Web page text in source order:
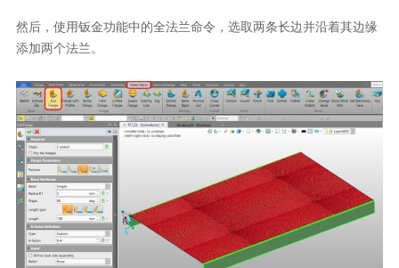
然后，使用钣金功能中的全法兰命令，选取两条长边并沿着其边缘
添加两个法兰。